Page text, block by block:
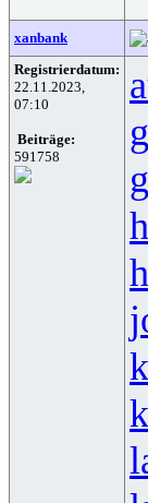
xanbank
Registrierdatum:
22.11.2023,
07:10
Beiträge:
591758